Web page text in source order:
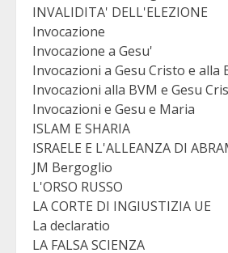
INVALIDITA' DELL'ELEZIONE
Invocazione
Invocazione a Gesu'
Invocazioni a Gesu Cristo e alla
Invocazioni alla BVM e Gesu
Invocazioni e Gesu e Maria
ISLAM E SHARIA
ISRAELE E L'ALLEANZA DI
JM Bergoglio
L'ORSO RUSSO
LA CORTE DI INGIUSTIZIA UE
La declaratio
LA FALSA SCIENZA